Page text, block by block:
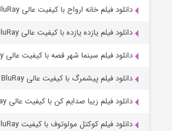
دانلود فیلم خانه ارواح با کیفیت عالی BluRay
دانلود فیلم یازده یازده با کیفیت عالی BluRay
دانلود فیلم سینما شهر قصه با کیفیت عالی BluRay
دانلود فیلم پیشمرگ با کیفیت عالی BluRay
دانلود فیلم زیبا صدایم کن با کیفیت عالی BluRay
دانلود فیلم کوکتل مولوتوف با کیفیت BluRay